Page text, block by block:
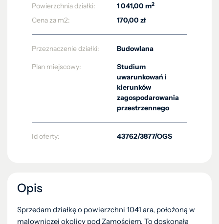
Powierzchnia działki:
1 041,00 m2
Cena za m2: 170,00 zł
Przeznaczenie działki: Budowlana
Plan miejscowy:
Studium
uwarunkowań i
kierunków
zagospodarowania
przestrzennego
Id oferty: 43762/3877/OGS
Opis
Sprzedam działkę o powierzchni 1041 ara, położoną w
malowniczej okolicy pod Zamościem. To doskonała